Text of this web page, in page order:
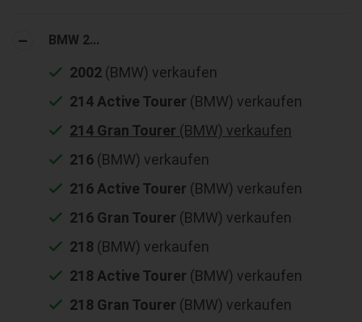
BMW 2...
2002 (BMW) verkaufen
214 Active Tourer (BMW) verkaufen
214 Gran Tourer (BMW) verkaufen
216 (BMW) verkaufen
216 Active Tourer (BMW) verkaufen
216 Gran Tourer (BMW) verkaufen
218 (BMW) verkaufen
218 Active Tourer (BMW) verkaufen
218 Gran Tourer (BMW) verkaufen